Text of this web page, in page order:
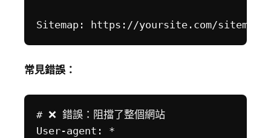
常見錯誤：
# ❌ 錯誤：阻擋了整個網站
User-agent: *